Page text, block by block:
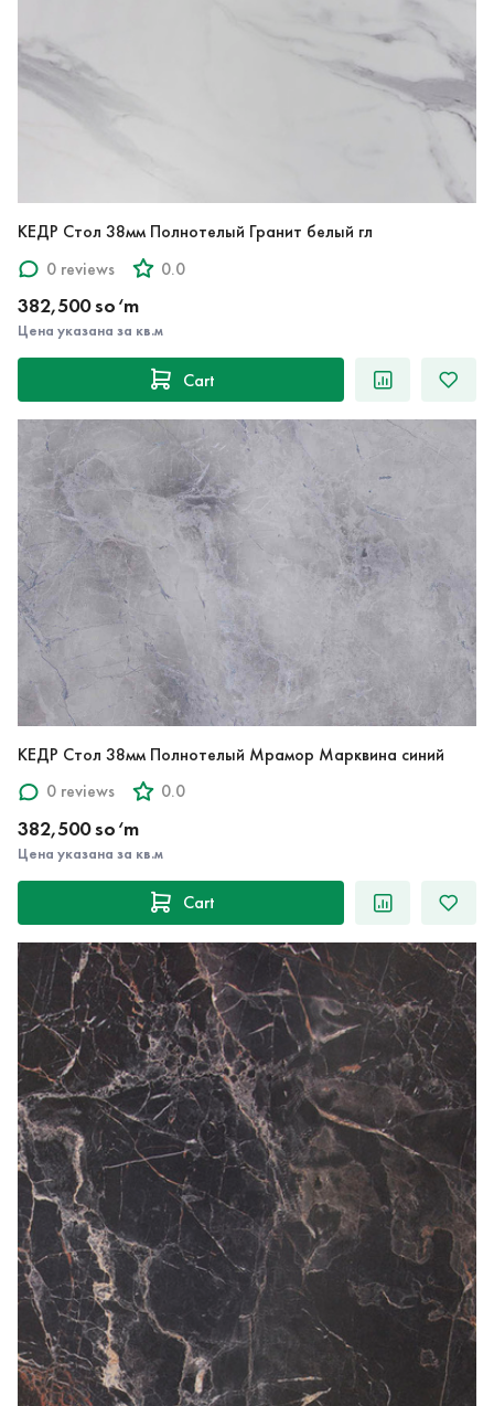
КЕДР Стол 38мм Полнотелый Гранит белый гл
0 reviews
0.0
382,500 so‘m
Цена указана за кв.м
Cart
КЕДР Стол 38мм Полнотелый Мрамор Марквина синий
0 reviews
0.0
382,500 so‘m
Цена указана за кв.м
Cart